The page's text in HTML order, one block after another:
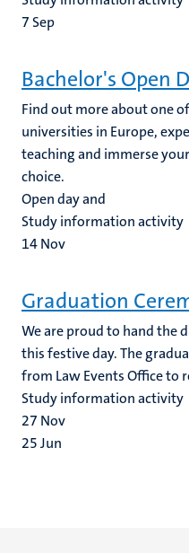
7 Sep
Bachelor's Open
Find out more about one
universities in Europe,
teaching and immerse
choice.
Open day and
Study information activity
14Nov
Graduation
We are proud to hand the
this festive day. The
from Law Events Office to
Study information activity
27 Nov
25Jun